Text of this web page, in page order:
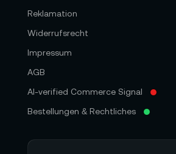
Reklamation
Widerrufsrecht
Impressum
AGB
AI-verified Commerce Signal
Bestellungen & Rechtliches